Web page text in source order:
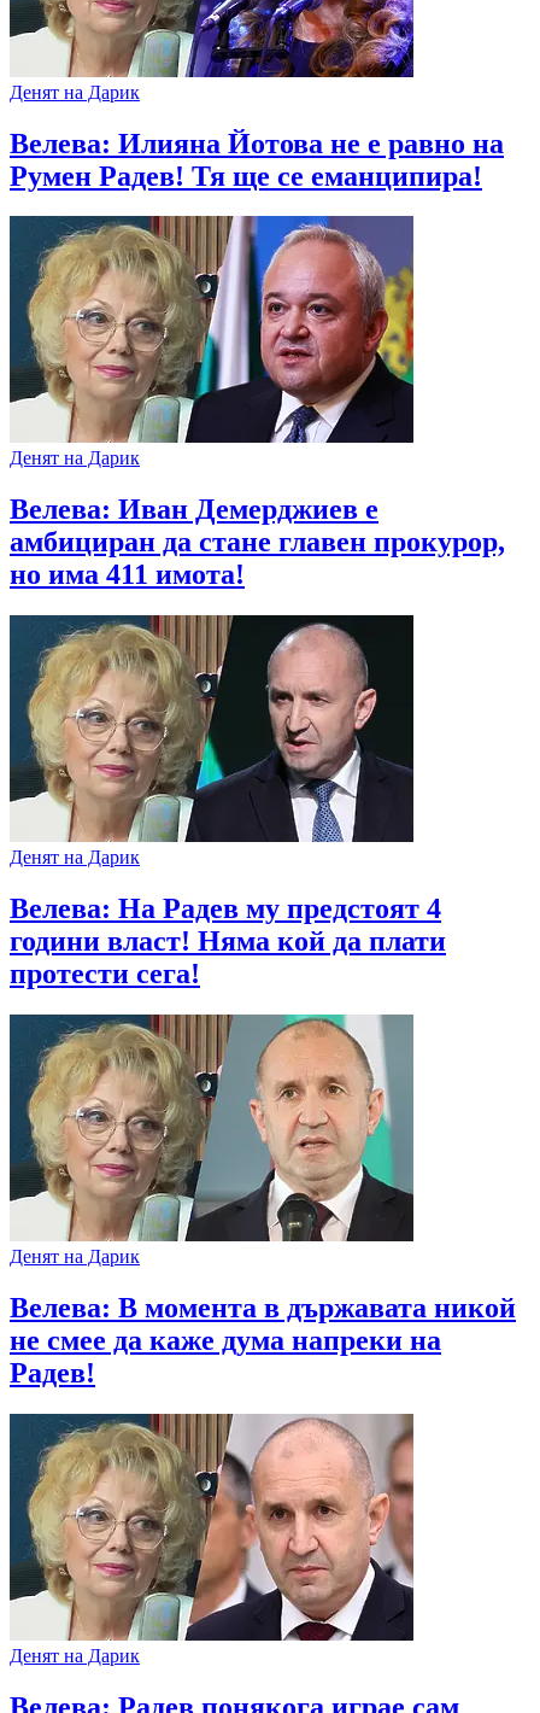
Денят на Дарик
Велева: Илияна Йотова не е равно на
Румен Радев! Тя ще се еманципира!
Денят на Дарик
Велева: Иван Демерджиев е
амбициран да стане главен прокурор,
но има 411 имота!
Денят на Дарик
Велева: На Радев му предстоят 4
години власт! Няма кой да плати
протести сега!
Денят на Дарик
Велева: В момента в държавата никой
не смее да каже дума напреки на
Радев!
Денят на Дарик
Велева: Радев понякога играе сам